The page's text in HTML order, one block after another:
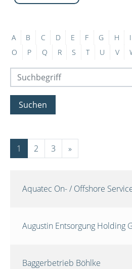
A B C D E F G H I
O
P Q R S T U V
Suchen
1 2 3 »
Aquatec On- / Offshore
Augustin Entsorgung Holding
Baggerbetrieb Böhlke